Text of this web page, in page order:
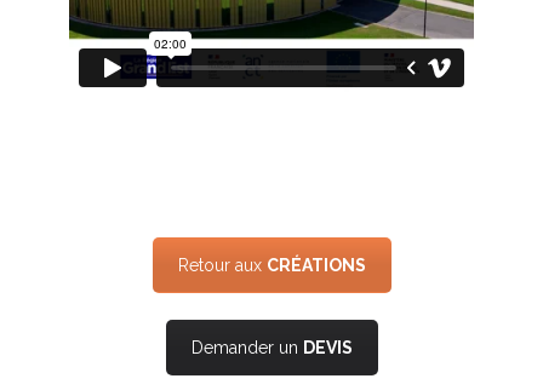
Retour aux CRÉATIONS
Demander un DEVIS